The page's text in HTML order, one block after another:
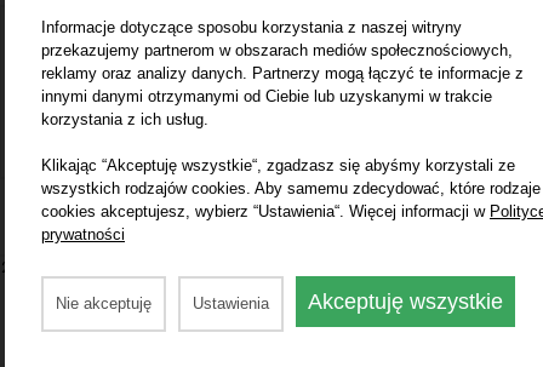
Informacje dotyczące sposobu korzystania z naszej witryny
przekazujemy partnerom w obszarach mediów społecznościowych,
reklamy oraz analizy danych. Partnerzy mogą łączyć te informacje z
innymi danymi otrzymanymi od Ciebie lub uzyskanymi w trakcie
korzystania z ich usług.
Klikając “Akceptuję wszystkie“, zgadzasz się abyśmy korzystali ze
wszystkich rodzajów cookies. Aby samemu zdecydować, które rodzaje
cookies akceptujesz, wybierz “Ustawienia“. Więcej informacji w
prywatności
Nie akceptuję Ustawienia Akceptuję wszystkie